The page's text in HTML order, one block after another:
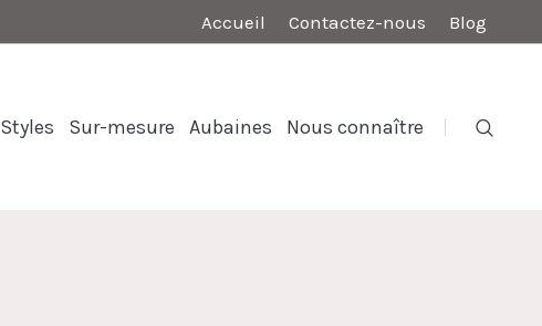
Accueil Contactez-nous Blog
Styles Sur-mesure Aubaines Nous connaître